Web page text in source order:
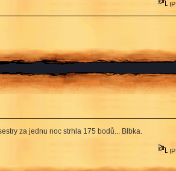
IP
za jednu noc strhla 175 bodů... Blbka.
IP